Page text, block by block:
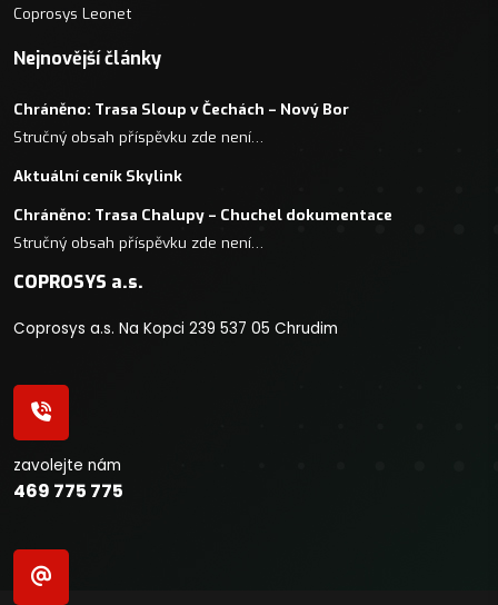
Coprosys Leonet
Nejnovější články
Chráněno: Trasa Sloup v Čechách – Nový Bor
Stručný obsah příspěvku zde není…
Aktuální ceník Skylink
Chráněno: Trasa Chalupy – Chuchel dokumentace
Stručný obsah příspěvku zde není…
COPROSYS a.s.
Coprosys a.s. Na Kopci 239 537 05 Chrudim
zavolejte nám
469 775 775